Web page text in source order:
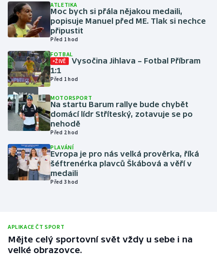
Krasobruslení
Lezení
Lyže a snowboard
Moderní pětiboj
Motorsport
Olympijské hry
Parasport
Plavání
Ragby
Rychlobruslení
ATLETIKA
Moc bych si přála nějakou medaili,
popisuje Manuel před ME. Tlak si nechce
připustit
Před 1 hod
Video
FOTBAL
ŽIVĚ
Vysočina Jihlava – Fotbal Příbram
1:1
Před 1 hod
MOTORSPORT
Na startu Barum rallye bude chybět
domácí lídr Stříteský, zotavuje se po
nehodě
Před 2 hod
PLAVÁNÍ
Evropa je pro nás velká prověrka, říká
šéftrenérka plavců Škábová a věří v
medaili
Před 3 hod
APLIKACE ČT SPORT
Mějte celý sportovní svět vždy u sebe i na
velké obrazovce.